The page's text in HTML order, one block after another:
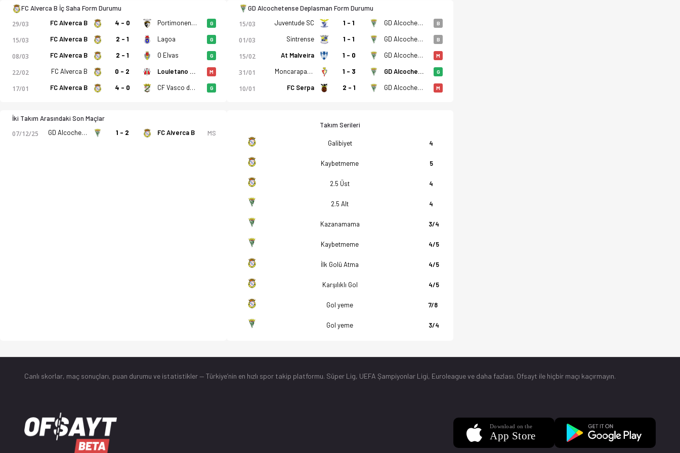
FC Alverca B İç Saha Form Durumu
29/03 FC Alverca B 4 - 0 Portimonense SC B G
15/03 FC Alverca B 2 - 1 Lagoa G
08/03 FC Alverca B 2 - 1 O Elvas G
22/02 FC Alverca B 0 - 2 Louletano DC M
17/01 FC Alverca B 4 - 0 CF Vasco da Gama G
GD Alcochetense Deplasman Form Durumu
15/03 Juventude SC 1 - 1 GD Alcochetense B
01/03 Sintrense 1 - 1 GD Alcochetense B
15/02 At Malveira 1 - 0 GD Alcochetense M
31/01 Moncarapachense 1 - 3 GD Alcochetense G
10/01 FC Serpa 2 - 1 GD Alcochetense M
İki Takım Arasındaki Son Maçlar
07/12/25 GD Alcochetense 1 - 2 FC Alverca B MS
Takım Serileri
Galibiyet 4
Kaybetmeme 5
2.5 Üst 4
2.5 Alt 4
Kazanamama 3/4
Kaybetmeme 4/5
İlk Golü Atma 4/5
Karşılıklı Gol 4/5
Gol yeme 7/8
Gol yeme 3/4
Canlı skorlar, maç sonuçları, puan durumu ve istatistikler — Türkiye’nin en hızlı spor takip platformu. Süper Lig, UEFA Şampiyonlar Ligi, Euroleague ve daha fazlası. Ofsayt ile hiçbir maçı kaçırmayın.